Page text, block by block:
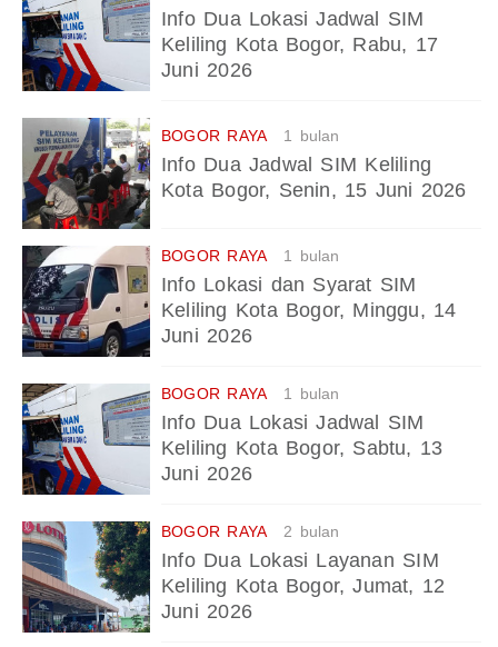
Info Dua Lokasi Jadwal SIM
Keliling Kota Bogor, Rabu, 17
Juni 2026
BOGOR RAYA 1 bulan
Info Dua Jadwal SIM Keliling
Kota Bogor, Senin, 15 Juni 2026
BOGOR RAYA 1 bulan
Info Lokasi dan Syarat SIM
Keliling Kota Bogor, Minggu, 14
Juni 2026
BOGOR RAYA 1 bulan
Info Dua Lokasi Jadwal SIM
Keliling Kota Bogor, Sabtu, 13
Juni 2026
BOGOR RAYA 2 bulan
Info Dua Lokasi Layanan SIM
Keliling Kota Bogor, Jumat, 12
Juni 2026